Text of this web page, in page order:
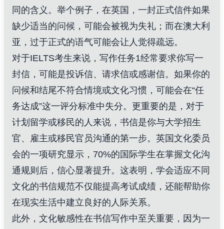
同的含义。举个例子，在英国，一封正式信件如果
缺少适当的问候，可能会被视为失礼；而在澳大利
亚，过于正式的语气可能会让人觉得疏远。
对于IELTS考生来说，写作任务1经常要求你写一
封信，可能是投诉信、请求信或感谢信。如果你的
问候和结尾不符合情境或文化习惯，可能会在“任
务达成”这一评分标准中失分。更重要的是，对于
计划留学或移民的人来说，书信是你与大学招生
官、雇主或移民官员沟通的第一步。英国文化委员
会的一项研究显示，70%的国际学生在掌握文化沟
通规则后，信心显著提升。这表明，学会适应不同
文化的书信规范不仅能提高考试成绩，还能帮助你
在现实生活中建立良好的人际关系。
此外，文化敏感性在书信写作中至关重要，因为一